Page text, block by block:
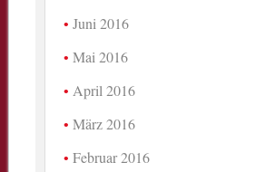
Juni 2016
Mai 2016
April 2016
März 2016
Februar 2016